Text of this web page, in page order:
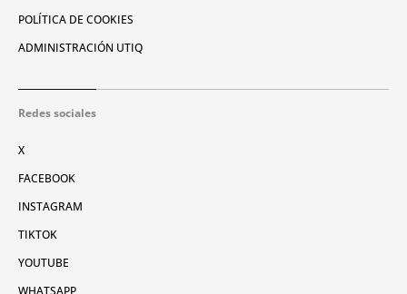
POLÍTICA DE COOKIES
ADMINISTRACIÓN UTIQ
Redes sociales
X
FACEBOOK
INSTAGRAM
TIKTOK
YOUTUBE
WHATSAPP